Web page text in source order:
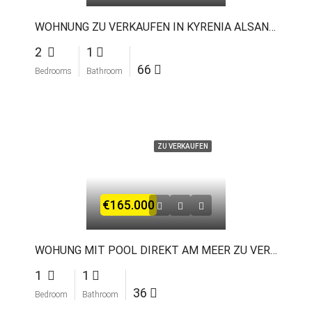
WOHNUNG ZU VERKAUFEN IN KYRENIA ALSANCAK
2
Bedrooms
1
Bathroom 66
ZU VERKAUFEN
€165.000
WOHUNG MIT POOL DIREKT AM MEER ZU VERKAUFEN IN ISKELE
1
Bedroom
1
Bathroom 36